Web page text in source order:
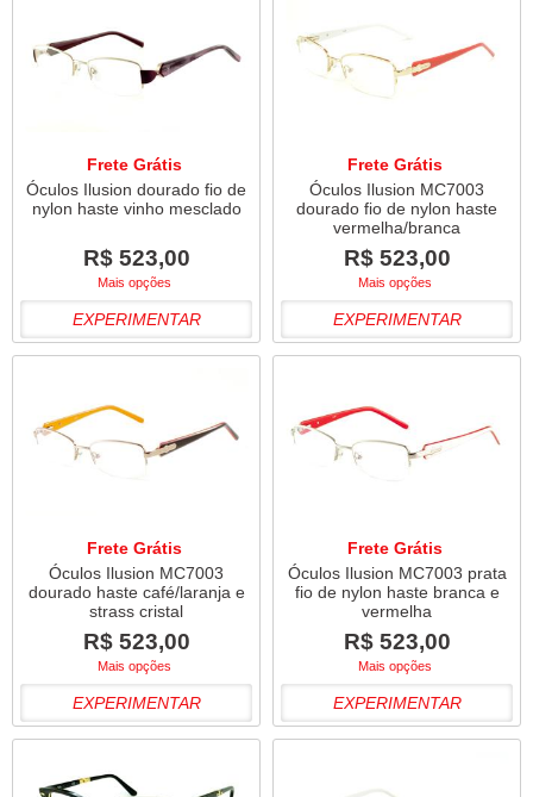
Frete Grátis
Óculos Ilusion dourado fio de
nylon haste vinho mesclado
R$ 523,00
Mais opções
EXPERIMENTAR
Frete Grátis
Óculos Ilusion MC7003
dourado fio de nylon haste
vermelha/branca
R$ 523,00
Mais opções
EXPERIMENTAR
Frete Grátis
Óculos Ilusion MC7003
dourado haste café/laranja e
strass cristal
R$ 523,00
Mais opções
EXPERIMENTAR
Frete Grátis
Óculos Ilusion MC7003 prata
fio de nylon haste branca e
vermelha
R$ 523,00
Mais opções
EXPERIMENTAR